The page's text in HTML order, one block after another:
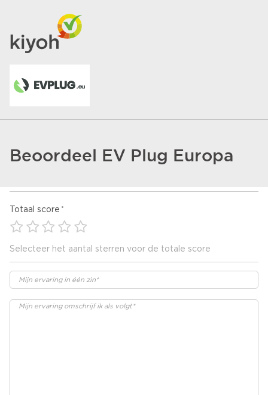
Beoordeel EV Plug Europa
Totaal score
Selecteer het aantal sterren voor de totale score